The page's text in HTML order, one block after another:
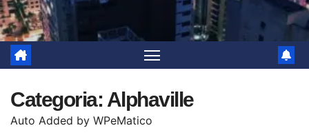
Categoria: Alphaville
Auto Added by WPeMatico